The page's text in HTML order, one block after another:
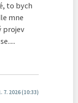
to bych
mne
projev
7. 2026 (10:33)